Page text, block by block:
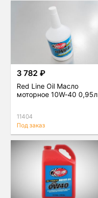
3 782 ₽
Red Line Oil Масло
моторное 10W-40 0,95л
11404
Под заказ